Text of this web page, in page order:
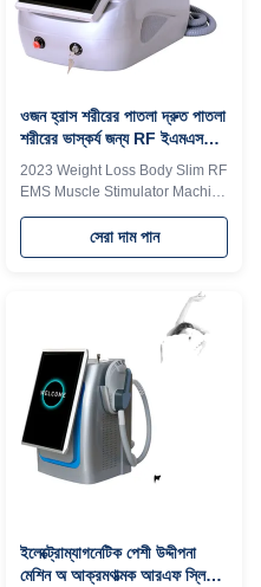
Titanium laser, EMS body
sculpting muscle stimulator
machine 3. Support fast delivery
within three days 4. Minimum
ওজন হ্রাস শরীরের পাতলা দ্রুত পাতলা
শরীরের ভাস্কর্য জন্য RF ইএমএস
পেশী উদ্দীপক মেশিন
2023 Weight Loss Body Slim RF
EMS Muscle Stimulator Machine
For Fast Slim Body Sculpting
Why choose us? 1. Weifang KM
No. 1 in sales of beauty
laser hair removal machine 3.
Support fast delivery within
three days 4. Minimum 30%
payment method 5. Support
product appearance
customization 6. Two-year
warranty 50% discount, please
consult for specific activities
Free Shipping is sea
transportation . Need other
সেরা দাম পান
ইলেক্ট্রোম্যাগনেটিক পেশী উদ্দীপনা
মেশিন অ আক্রমণাত্মক আরএফ স্লিম